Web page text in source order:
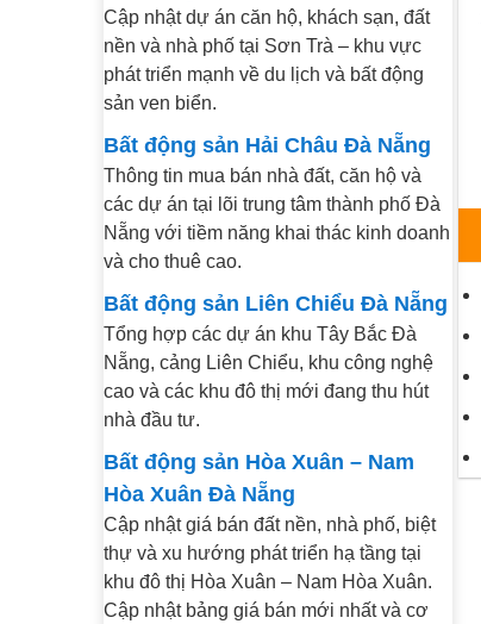
Cập nhật dự án căn hộ, khách sạn, đất
nền và nhà phố tại Sơn Trà – khu vực
phát triển mạnh về du lịch và bất động
sản ven biển.
Bất động sản Hải Châu Đà Nẵng
Thông tin mua bán nhà đất, căn hộ và
các dự án tại lõi trung tâm thành phố Đà
Nẵng với tiềm năng khai thác kinh doanh
và cho thuê cao.
Bất động sản Liên Chiểu Đà Nẵng
Tổng hợp các dự án khu Tây Bắc Đà
Nẵng, cảng Liên Chiểu, khu công nghệ
cao và các khu đô thị mới đang thu hút
nhà đầu tư.
Bất động sản Hòa Xuân – Nam
Hòa Xuân Đà Nẵng
Cập nhật giá bán đất nền, nhà phố, biệt
thự và xu hướng phát triển hạ tầng tại
khu đô thị Hòa Xuân – Nam Hòa Xuân.
Cập nhật bảng giá bán mới nhất và cơ